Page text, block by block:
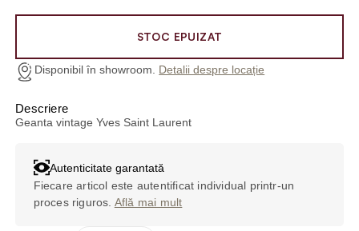
STOC EPUIZAT
Disponibil în showroom. Detalii despre locație
Descriere
Geanta vintage Yves Saint Laurent
Autenticitate garantată
Fiecare articol este autentificat individual printr-un
proces riguros. Află mai mult